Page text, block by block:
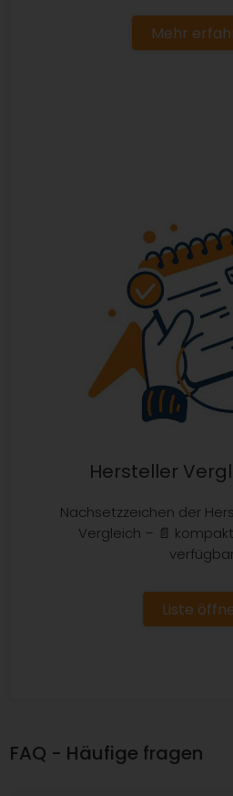
Mehr
Hersteller
Nachsetzzeichen der
Vergleich – 📄
Liste
FAQ - Häufige fragen